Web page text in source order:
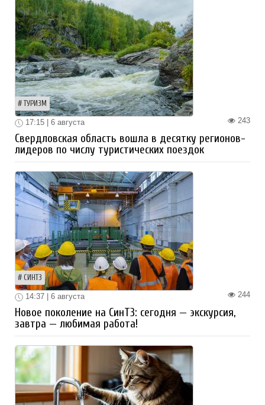
ТУРИЗМ
243
17:15 | 6 августа
Свердловская область вошла в десятку регионов-
лидеров по числу туристических поездок
СИНТЗ
244
14:37 | 6 августа
Новое поколение на СинТЗ: сегодня — экскурсия,
завтра — любимая работа!